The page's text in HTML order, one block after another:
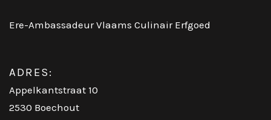
Ere-Ambassadeur Vlaams Culinair Erfgoed
ADRES:
Appelkantstraat 10
2530 Boechout